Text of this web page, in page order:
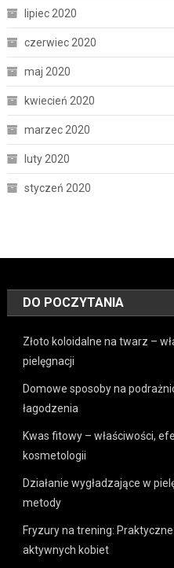
lipiec 2020
czerwiec 2020
maj 2020
kwiecień 2020
marzec 2020
luty 2020
styczeń 2020
DO POCZYTANIA
Złoto koloidalne na twarz –
pielęgnacji
Domowe sposoby na
łagodzenia
Kwas fitowy – właściwości,
kosmetologii
Działanie wygładzające w
metody
Fryzury na trening:
aktywnych kobiet